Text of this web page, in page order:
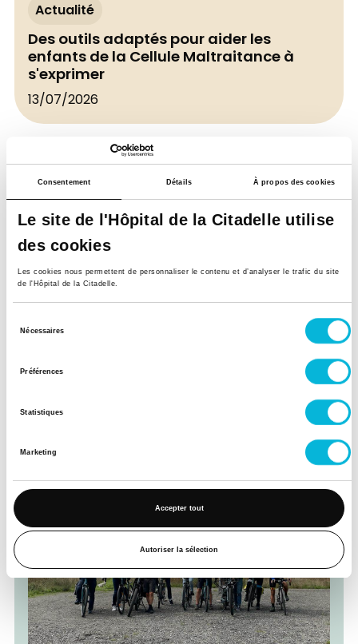
Consentement Détails À propos des cookies
Le site de l'Hôpital de la Citadelle utilise
des cookies
Les cookies nous permettent de personnaliser le contenu et d’analyser le trafic du site
de l'Hôpital de la Citadelle.
Nécessaires
Préférences
Statistiques
Marketing
Accepter tout
Autoriser la sélection
Actualité
Des outils adaptés pour aider les
enfants de la Cellule Maltraitance à
s'exprimer
13/07/2026
Sensibilisation & dépistage
Sport'N Roll - Journée découverte
09/09/2026